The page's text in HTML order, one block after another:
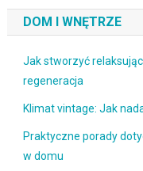
DOM I WNĘTRZE
Jak stworzyć
regeneracja
Klimat vintage: Jak
Praktyczne porady
w domu